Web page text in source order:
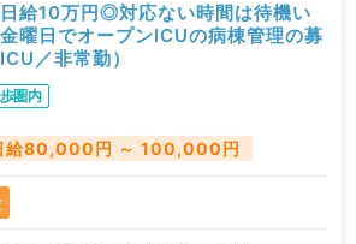
日給10万円◎対応ない時間は待機い
曜日でオープンICUの病棟管理の募
／非常勤）
圏内
給80,000円 ～ 100,000円